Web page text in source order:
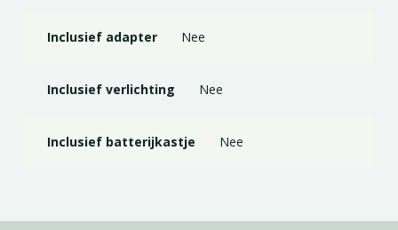
Inclusief adapter Nee
Inclusief verlichting Nee
Inclusief batterijkastje Nee